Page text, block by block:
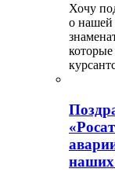
Хочу
о нашей